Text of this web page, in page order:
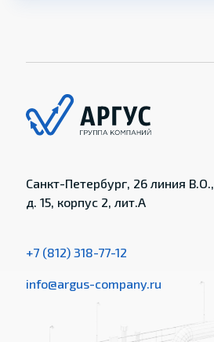
Санкт-Петербург, 26 линия В.О.,
д. 15, корпус 2, лит.А
+7 (812) 318-77-12
info@argus-company.ru